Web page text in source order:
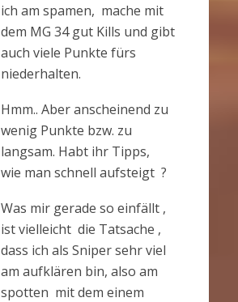
ich am spamen, mache mit
dem MG 34 gut Kills und gibt
auch viele Punkte fürs
niederhalten.
Hmm.. Aber anscheinend zu
wenig Punkte bzw. zu
langsam. Habt ihr Tipps,
wie man schnell aufsteigt ?
Was mir gerade so einfällt ,
ist vielleicht die Tatsache ,
dass ich als Sniper sehr viel
am aufklären bin, also am
spotten mit dem einem